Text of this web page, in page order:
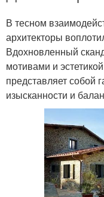
В тесном
архитекторы
Вдохновленный
мотивами и
представляет собой
изысканности и